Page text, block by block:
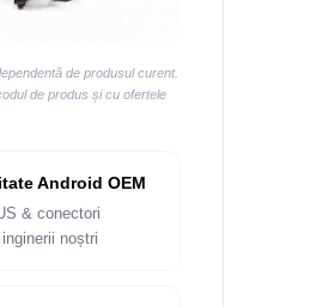
de produsul curent.
de produs și cu ofertele
Android OEM
& conectori
noștri